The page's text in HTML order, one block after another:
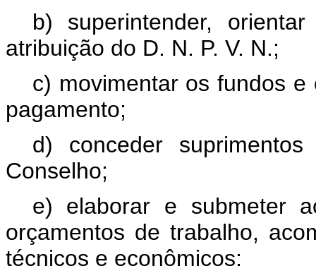
b) superintender,
atribuição do D. N. P. V. N.;
c) movimentar os fundos e
pagamento;
d) conceder
Conselho;
e) elaborar e submeter
orçamentos de trabalho,
técnicos e econômicos;